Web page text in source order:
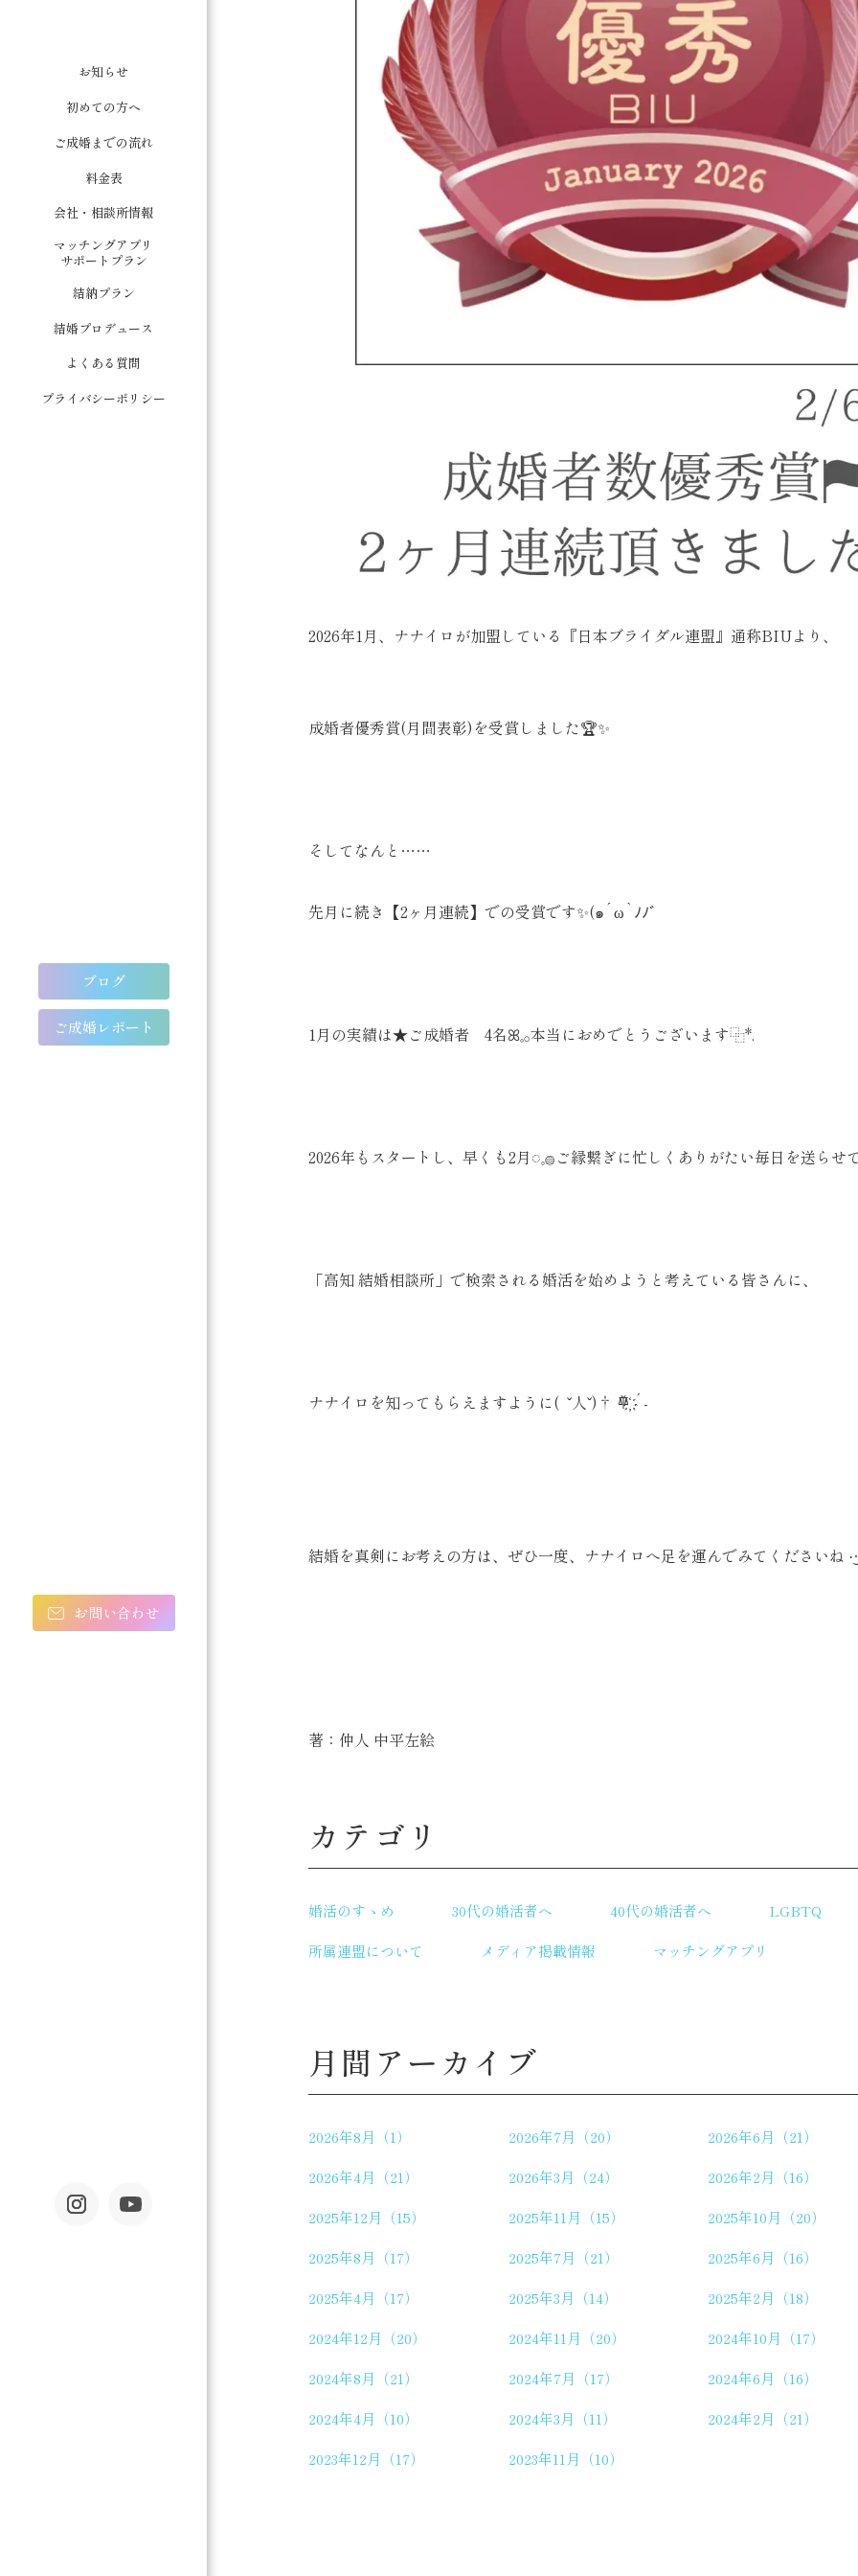
お知らせ
初めての方へ
ご成婚までの流れ
料金表
会社・相談所情報
マッチングアプリ
サポートプラン
結納プラン
結婚プロデュース
よくある質問
プライバシーポリシー
ブログ
ご成婚レポート
お問い合わせ
2026年1月、ナナイロが加盟している『日本ブライダル連盟』通称BIUより、
成婚者優秀賞(月間表彰)を受賞しました🏆✨
そしてなんと……
先月に続き【2ヶ月連続】での受賞です✨️(๑´ω`ﾉﾉﾞ
1月の実績は★ご成婚者 4名ꕤ𓈒𓂂本当におめでとうございます⿻*.
2026年もスタートし、早くも2月◌𓈒𓐍ご縁繋ぎに忙しくありがたい毎日を送らせ
「高知 結婚相談所」で検索される婚活を始めようと考えている皆さんに、
ナナイロを知ってもらえますように( ˇ人ˇ)† 𐄷҉ ´-
結婚を真剣にお考えの方は、ぜひ一度、ナナイロへ足を運んでみてくださいね
著：仲人 中平左絵
カテゴリ
婚活のすゝめ 30代の婚活者へ 40代の婚活者へ
LGBTQ
所属連盟について
メディア掲載情報 マッチングアプリ
月間アーカイブ
2026年8月（1） 2026年7月（20）
2026年6月（21）
2026年4月（21）
2026年3月（24）
2026年2月（16）
2025年12月（15）
2025年11月（15）
2025年10月（20）
2025年8月（17）
2025年7月（21）
2025年6月（16）
2025年4月（17）
2025年3月（14）
2025年2月（18）
2024年12月（20）
2024年11月（20）
2024年10月（17）
2024年8月（21）
2024年7月（17）
2024年6月（16）
2024年4月（10）
2024年3月（11）
2024年2月（21）
2023年12月（17）
2023年11月（10）